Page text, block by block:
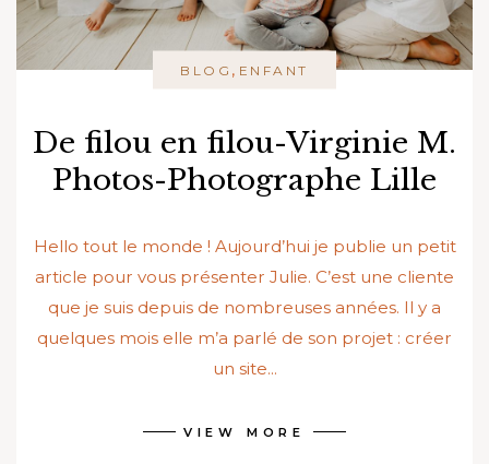
BLOG , ENFANT
De filou en filou-Virginie M.
Photos-Photographe Lille
Hello tout le monde ! Aujourd’hui je publie un petit
article pour vous présenter Julie. C’est une cliente
que je suis depuis de nombreuses années. Il y a
quelques mois elle m’a parlé de son projet : créer
un site...
VIEW MORE